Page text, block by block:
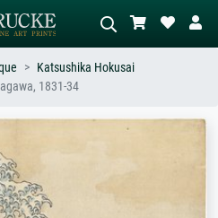
Décrivez la scène – ex. prairie verte,
arbre.
Katsushika Hokusai
1831-34